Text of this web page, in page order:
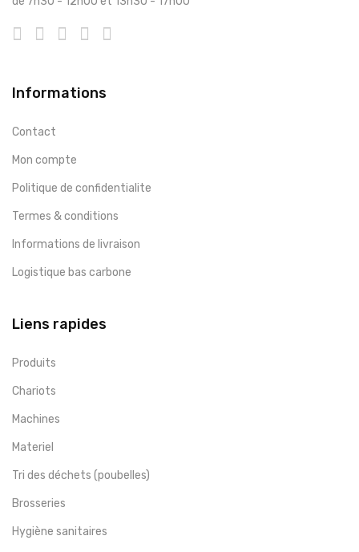
Informations
Contact
Mon compte
Politique de confidentialite
Termes & conditions
Informations de livraison
Logistique bas carbone
Liens rapides
Produits
Chariots
Machines
Materiel
Tri des déchets (poubelles)
Brosseries
Hygiène sanitaires